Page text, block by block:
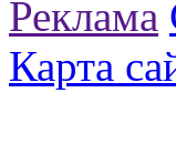
Реклама
Карта